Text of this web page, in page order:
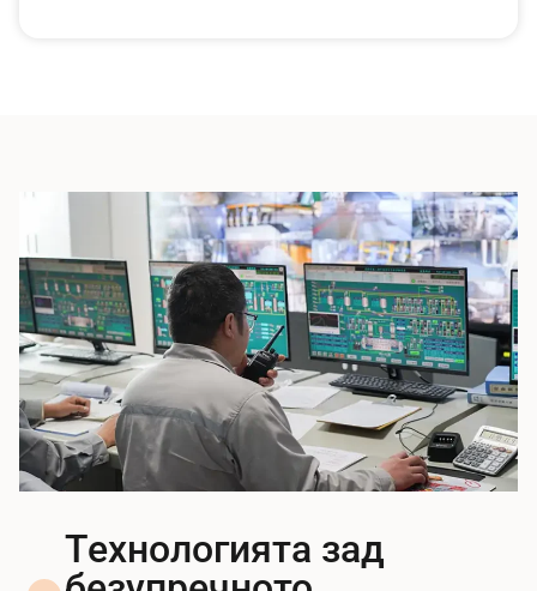
Технологията зад